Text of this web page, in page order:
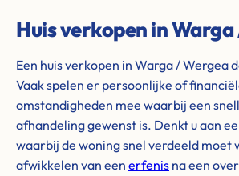
Huis verkopen in
Een huis verkopen in Warga / Wergea
Vaak spelen er persoonlijke of
omstandigheden mee waarbij een
afhandeling gewenst is. Denkt u aan
waarbij de woning snel verdeeld moet
afwikkelen van een erfenis na een